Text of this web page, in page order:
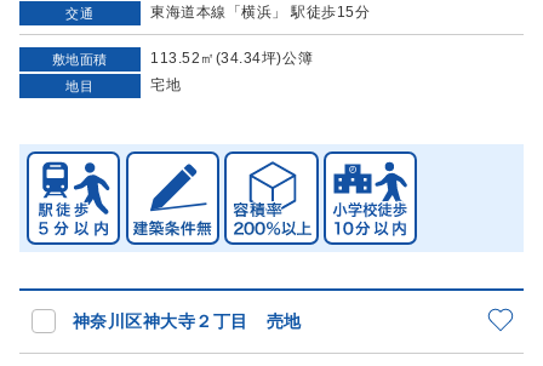
交通 東海道本線「横浜」 駅徒歩15分
敷地面積 113.52㎡(34.34坪)公簿
地目 宅地
神奈川区神大寺２丁目 売地